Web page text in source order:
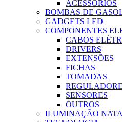
ACESSÓRIOS
BOMBAS DE
GADGETS LED
COMPONENTES
CABOS
DRIVERS
EXTENSÕES
FICHAS
TOMADAS
SENSORES
OUTROS
ILUMINAÇÃO